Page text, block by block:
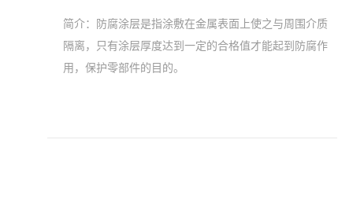
简介： 防腐涂层是指涂敷在金属表面上使之与周围介质
隔离，只有涂层厚度达到一定的合格值才能起到防腐作
用，保护零部件的目的。